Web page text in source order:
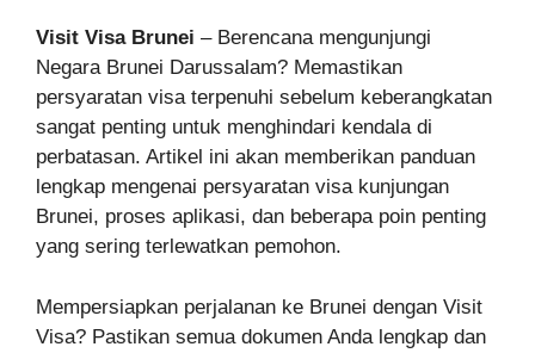
Visit Visa Brunei – Berencana mengunjungi
Negara Brunei Darussalam? Memastikan
persyaratan visa terpenuhi sebelum keberangkatan
sangat penting untuk menghindari kendala di
perbatasan. Artikel ini akan memberikan panduan
lengkap mengenai persyaratan visa kunjungan
Brunei, proses aplikasi, dan beberapa poin penting
yang sering terlewatkan pemohon.
Mempersiapkan perjalanan ke Brunei dengan Visit
Visa? Pastikan semua dokumen Anda lengkap dan